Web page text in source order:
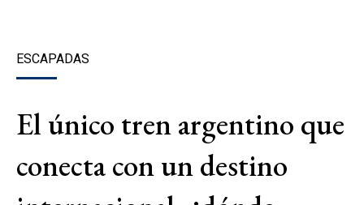
ESCAPADAS
El único tren argentino que
conecta con un destino